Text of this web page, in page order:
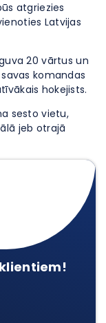
atgriezies
Latvijas
20 vārtus un
komandas
hokejists.
sesto vietu,
jeb otrajā